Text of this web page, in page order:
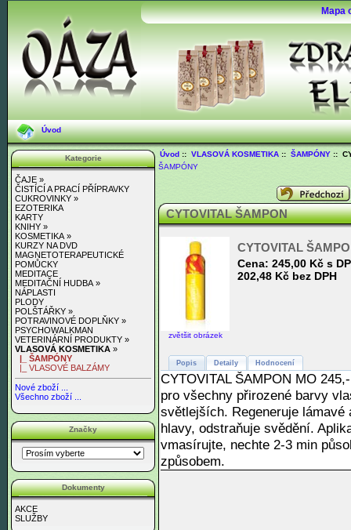
Mapa
Úvod
Kategorie
ČAJE »
ČISTÍCÍ A PRACÍ PŘÍPRAVKY
CUKROVINKY »
EZOTERIKA
KARTY
KNIHY »
KOSMETIKA »
KURZY NA DVD
MAGNETOTERAPEUTICKÉ
POMŮCKY
MEDITACE
MEDITAČNÍ HUDBA »
NÁPLASTI
PLODY
POLŠTÁŘKY »
POTRAVINOVÉ DOPLŇKY »
PSYCHOWALKMAN
VETERINÁRNÍ PRODUKTY »
VLASOVÁ KOSMETIKA »
|_ ŠAMPÓNY
|_ VLASOVÉ BALZÁMY
Nové zboží ...
Všechno zboží ...
Značky
Dokumenty
AKCE
SLUŽBY
Úvod:: VLASOVÁ KOSMETIKA:: ŠAMPÓNY::
ŠAMPÓNY
CYTOVITAL ŠAMPON
zvětšit obrázek
CYTOVITAL
Cena: 245,00 Kč s
202,48 Kč bez DPH
Popis Detaily Hodnocení
CYTOVITAL ŠAMPON MO
pro všechny přirozené barvy
světlejších. Regeneruje
hlavy, odstraňuje svědění.
vmasírujte, nechte 2-3 min
způsobem.